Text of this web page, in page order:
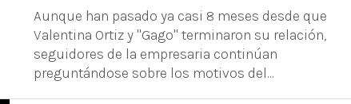
Aunque han pasado ya casi 8 meses desde que
Valentina Ortiz y "Gago" terminaron su relación,
seguidores de la empresaria continúan
preguntándose sobre los motivos del...